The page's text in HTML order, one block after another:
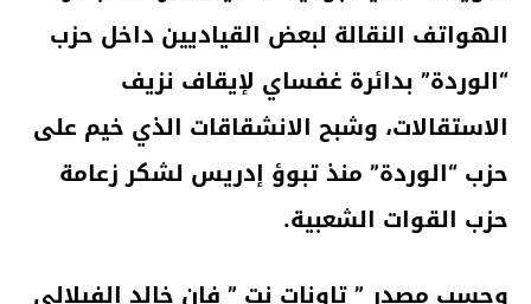
الهواتف النقالة لبعض القياديين داخل حزب
“الوردة” بدائرة غفساي لإيقاف نزيف
الاستقالات، وشبح الانشقاقات الذي خيم على
حزب “الوردة” منذ تبوؤ إدريس لشكر زعامة
حزب القوات الشعبية.